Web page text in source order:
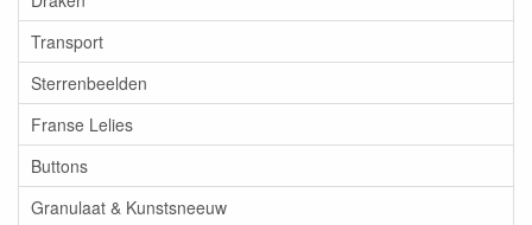
Transport
Sterrenbeelden
Franse Lelies
Buttons
Granulaat & Kunstsneeuw